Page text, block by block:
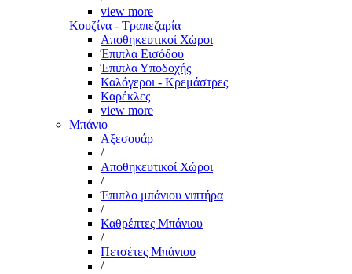
view more
Κουζίνα - Τραπεζαρία
Αποθηκευτικοί Χώροι
Έπιπλα Εισόδου
Έπιπλα Υποδοχής
Καλόγεροι - Κρεμάστρες
Καρέκλες
view more
Μπάνιο
Αξεσουάρ
/
Αποθηκευτικοί Χώροι
/
Έπιπλο μπάνιου νιπτήρα
/
Καθρέπτες Μπάνιου
/
Πετσέτες Μπάνιου
/